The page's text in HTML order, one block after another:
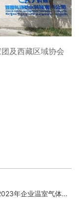
及西藏区域协会
下一篇： 佛山市科顺建筑材料有限公司2023年企业温室气体核查和碳足迹评价报告